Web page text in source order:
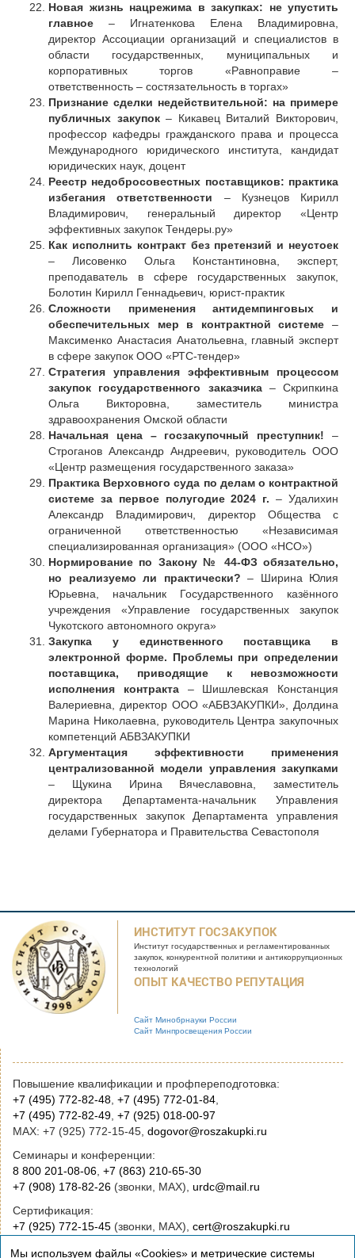
Новая жизнь нацрежима в закупках: не упустить
главное – Игнатенкова Елена Владимировна,
директор Ассоциации организаций и специалистов в
области государственных, муниципальных и
корпоративных торгов «Равноправие –
ответственность – состязательность в торгах»
Признание сделки недействительной: на примере
публичных закупок– Кикавец Виталий Викторович,
профессор кафедры гражданского права и процесса
Международного юридического института, кандидат
юридических наук, доцент
Реестр недобросовестных поставщиков: практика
избегания ответственности – Кузнецов Кирилл
Владимирович, генеральный директор «Центр
эффективных закупок Тендеры.ру»
Как исполнить контракт без претензий и неустоек
– Лисовенко Ольга Константиновна, эксперт,
преподаватель в сфере государственных закупок,
Болотин Кирилл Геннадьевич, юрист-практик
Сложности применения антидемпинговых и
обеспечительных мер в контрактной системе –
Максименко Анастасия Анатольевна, главный эксперт
в сфере закупок ООО «РТС-тендер»
Стратегия управления эффективным процессом
закупок государственного заказчика– Скрипкина
Ольга Викторовна, заместитель министра
здравоохранения Омской области
Начальная цена – госзакупочный преступник! –
Строганов Александр Андреевич, руководитель ООО
«Центр размещения государственного заказа»
Практика Верховного суда по делам о контрактной
системе за первое полугодие 2024 г. – Удалихин
Александр Владимирович, директор Общества с
ограниченной ответственностью «Независимая
специализированная организация» (ООО «НСО»)
Нормирование по Закону № 44-ФЗ обязательно,
но реализуемо ли практически? – Ширина Юлия
Юрьевна, начальник Государственного казённого
учреждения «Управление государственных закупок
Чукотского автономного округа»
Закупка у единственного поставщика в
электронной форме. Проблемы при определении
поставщика, приводящие к невозможности
исполнения контракта– Шишлевская Констанция
Валериевна, директор ООО «АБВЗАКУПКИ», Долдина
Марина Николаевна, руководитель Центра закупочных
компетенций АБВЗАКУПКИ
Аргументация эффективности применения
централизованной модели управления закупками
– Щукина Ирина Вячеславовна, заместитель
директора Департамента-начальник Управления
государственных закупок Департамента управления
делами Губернатора и Правительства Севастополя
ИНСТИТУТ ГОСЗАКУПОК
Институт государственных и регламентированных
закупок, конкурентной политики и антикоррупционных
технологий
ОПЫТ КАЧЕСТВО РЕПУТАЦИЯ
Сайт Минобрнауки России
Сайт Минпросвещения России
Повышение квалификации и профпереподготовка:
+7 (495) 772-82-48, +7 (495) 772-01-84,
+7 (495) 772-82-49, +7 (925) 018-00-97
MAX: +7 (925) 772-15-45, dogovor@roszakupki.ru
Семинары и конференции:
8 800 201-08-06, +7 (863) 210-65-30
+7 (908) 178-82-26 (звонки, MAX), urdc@mail.ru
Сертификация:
+7 (925) 772-15-45 (звонки, MAX), cert@roszakupki.ru
Приобретение книг:
Мы используем файлы «Cookies» и метрические системы